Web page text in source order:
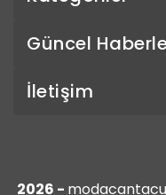
Güncel
İletişim
2026 -